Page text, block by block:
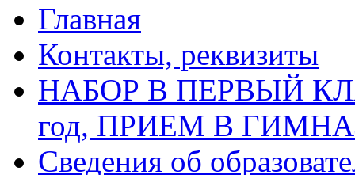
Главная
Контакты, реквизиты
НАБОР В ПЕРВЫЙ
год, ПРИЕМ В
Сведения об